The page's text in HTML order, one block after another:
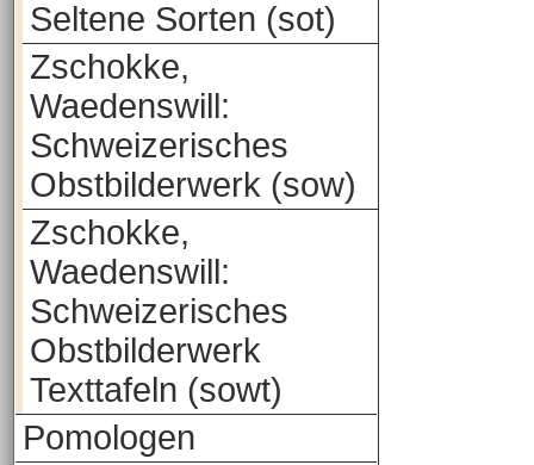
Seltene Sorten (sot)
Zschokke,
Waedenswill:
Schweizerisches
Obstbilderwerk (sow)
Zschokke,
Waedenswill:
Schweizerisches
Obstbilderwerk
Texttafeln (sowt)
Pomologen